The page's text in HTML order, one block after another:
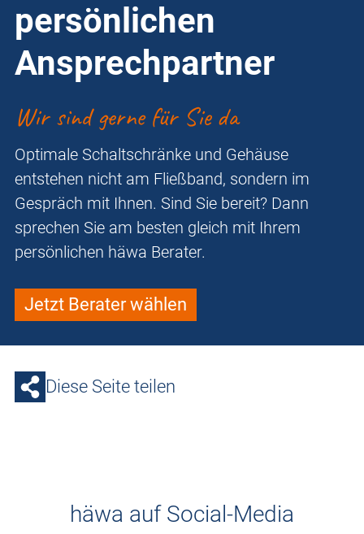
persönlichen
Ansprechpartner
Wir sind gerne für Sie da
Optimale Schaltschränke und Gehäuse
entstehen nicht am Fließband, sondern im
Gespräch mit Ihnen. Sind Sie bereit? Dann
sprechen Sie am besten gleich mit Ihrem
persönlichen häwa Berater.
Jetzt Berater wählen
Diese Seite teilen
häwa auf Social-Media